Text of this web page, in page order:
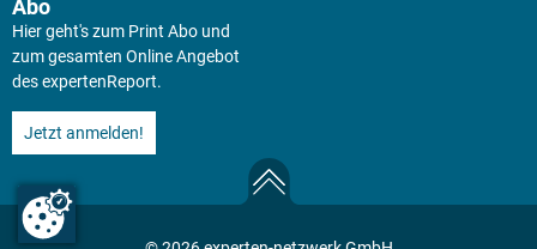
Abo
Hier geht's zum Print Abo und
zum gesamten Online Angebot
des expertenReport.
Jetzt anmelden!